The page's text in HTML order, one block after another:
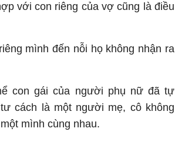
với con riêng của vợ cũng là điều
mình đến nỗi họ không nhận ra
con gái của người phụ nữ đã tự
cách là một người mẹ, cô không
mình cùng nhau.